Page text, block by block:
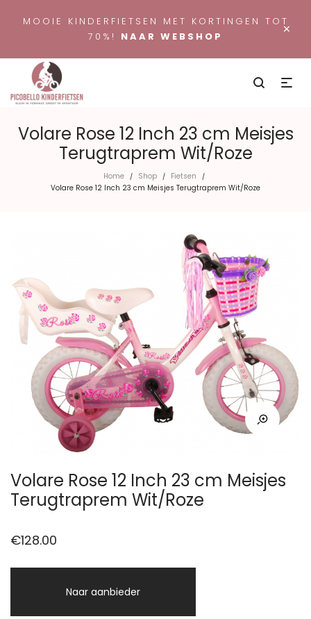
×
MOOIE KINDERFIETSEN MET KORTINGEN TOT
70%! NAAR WEBSHOP
Volare Rose 12 Inch 23 cm Meisjes
Terugtraprem Wit/Roze
Home / Shop / Fietsen /
Volare Rose 12 Inch 23 cm Meisjes Terugtraprem Wit/Roze
Volare Rose 12 Inch 23 cm Meisjes
Terugtraprem Wit/Roze
€128.00
Naar aanbieder